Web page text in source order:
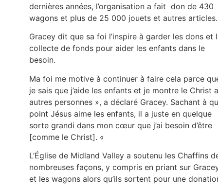
dernières années, l’organisation a fait don de 430
wagons et plus de 25 000 jouets et autres
Gracey dit que sa foi l’inspire à garder les dons et
collecte de fonds pour aider les enfants dans le
besoin.
Ma foi me motive à continuer à faire cela parce
je sais que j’aide les enfants et je montre le Christ
autres personnes », a déclaré Gracey. Sachant à
point Jésus aime les enfants, il a juste en quelque
sorte grandi dans mon cœur que j’ai besoin d’être
[comme le Christ]. «
L’Église de Midland Valley a soutenu les Chaffins
nombreuses façons, y compris en priant sur
et les wagons alors qu’ils sortent pour une